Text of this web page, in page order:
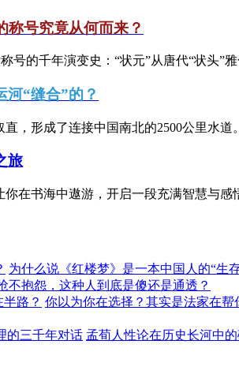
称号究竟从何而来？
号的千年演变史：“状元”从唐代“状头”
河“缝合”的？
，形成了连接中国南北的2500公里水道
旅
在书海中遨游，开启一段充满智慧与感
为什么说《红楼梦》是一本中国人的“生
不抱怨，这种人到底是傻还是通透？
路？ 你以为你在选择？其实是法家在帮
的三千年对话 孟荀人性论在历史长河中